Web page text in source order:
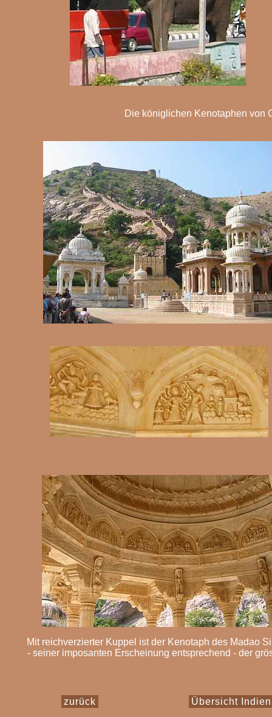
Die königlichen Kenotaphen von
Mit reichverzierter Kuppel ist der Kenotaph des Madao
- seiner imposanten Erscheinung entsprechend - der
zurück Übersicht Indien